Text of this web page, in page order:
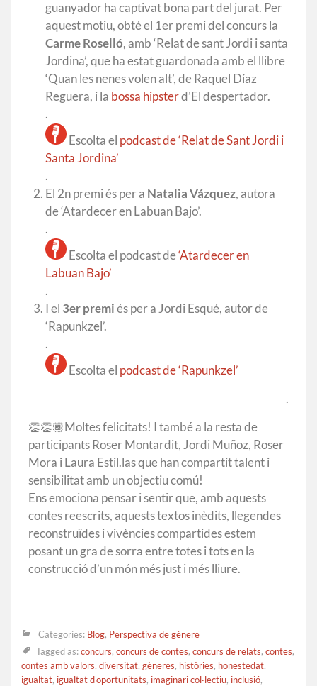
guanyador ha captivat bona part del jurat. Per
aquest motiu, obté el 1er premi del concurs la
Carme Roselló, amb ‘Relat de sant Jordi i santa
Jordina’, que ha estat guardonada amb el llibre
‘Quan les nenes volen alt’, de Raquel Díaz
Reguera, i la bossa hipsterd’El despertador.
.
Escolta el podcast de ‘Relat de Sant Jordi i
Santa Jordina’
.
El 2n premi és per a Natalia Vázquez, autora
de ‘Atardecer en Labuan Bajo’.
.
Escolta el podcast de‘Atardecer en
Labuan Bajo’
.
I el 3er premi és per a Jordi Esqué, autor de
‘Rapunkzel’.
.
Escolta el podcast de ‘Rapunkzel’
.
👏👏🏾 Moltes felicitats! I també a la resta de
participants Roser Montardit, Jordi Muñoz, Roser
Mora i Laura Estil.las que han compartit talent i
sensibilitat amb un objectiu comú!
Ens emociona pensar i sentir que, amb aquests
contes reescrits, aquests textos inèdits, llegendes
reconstruïdes i vivències compartides estem
posant un gra de sorra entre totes i tots en la
construcció d’un món més just i més lliure.
Categories: Blog, Perspectiva de gènere
Tagged as:concurs, concurs de contes, concurs de relats, contes,
contes amb valors, diversitat, gèneres, històries, honestedat,
igualtat, igualtat d'oportunitats, imaginari col·lectiu, inclusió,